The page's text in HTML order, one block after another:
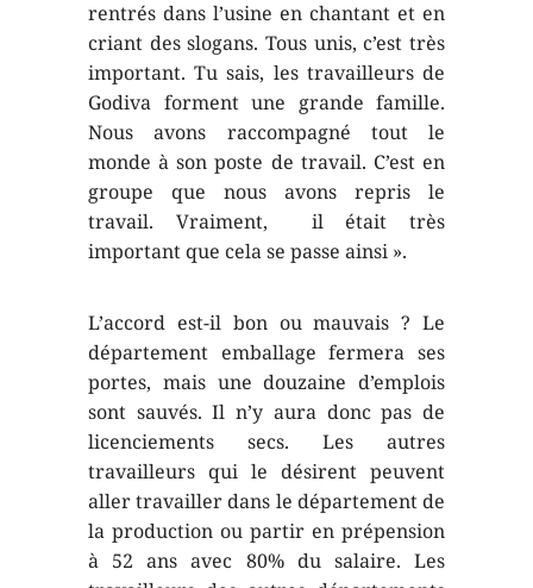
rentrés dans l’usine en chantant et en
criant des slogans. Tous unis, c’est très
important. Tu sais, les travailleurs de
Godiva forment une grande famille.
Nous avons raccompagné tout le
monde à son poste de travail. C’est en
groupe que nous avons repris le
travail. Vraiment, il était très
important que cela se passe ainsi ».
L’accord est-il bon ou mauvais ? Le
département emballage fermera ses
portes, mais une douzaine d’emplois
sont sauvés. Il n’y aura donc pas de
licenciements secs. Les autres
travailleurs qui le désirent peuvent
aller travailler dans le département de
la production ou partir en prépension
à 52 ans avec 80% du salaire. Les